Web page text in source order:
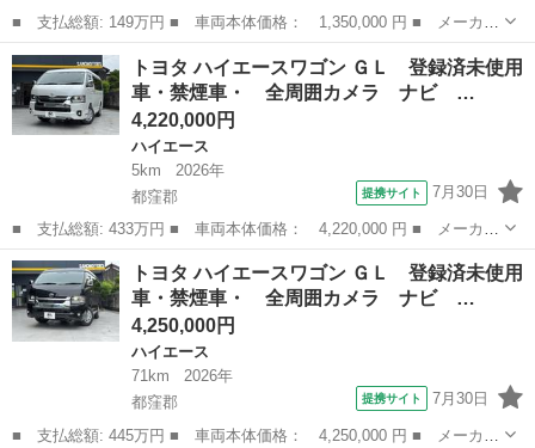
■ 支払総額: 149万円 ■ 車両本体価格： 1,350,000 円 ■ メーカー
名： トヨタ ■ 車種名： ハイエースワゴン ■ グレード名： ス
ーパーカスタムリミテッド ディーゼルターボ フルタイム４ＷＤ
３ムーンル...
岡山 岡山市 ハイエース
トヨタ ハイエースワゴン ＧＬ 登録済未使用
車・禁煙車・ 全周囲カメラ ナビ …
4,220,000円
ハイエース
5km
2026年
都窪郡
提携サイト 7月30日
■ 支払総額: 433万円 ■ 車両本体価格： 4,220,000 円 ■ メーカー
名： トヨタ ■ 車種名： ハイエースワゴン ■ グレード名： Ｇ
Ｌ 登録済未使用車・禁煙車・ 全周囲カメラ ナビ ＴＶ 電動ス
ライドドア...
岡山 都窪郡 ハイエース
トヨタ ハイエースワゴン ＧＬ 登録済未使用
車・禁煙車・ 全周囲カメラ ナビ …
4,250,000円
ハイエース
71km
2026年
都窪郡
提携サイト 7月30日
■ 支払総額: 445万円 ■ 車両本体価格： 4,250,000 円 ■ メーカー